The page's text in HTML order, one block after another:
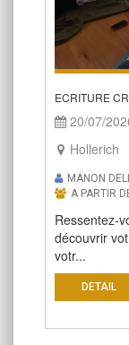
ECRITURE
20/07/
Hollerich
MANON
A PARTIR
Ressentez-
découvrir
votr...
DETAIL